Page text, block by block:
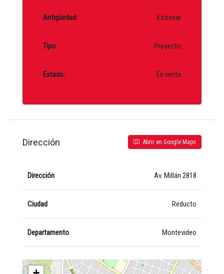
Antigüedad: Estrenar
Tipo: Proyecto
Estado: En venta
Dirección Abrir en Google Maps
Dirección Av. Millán 2818
Ciudad Reducto
Departamento Montevideo